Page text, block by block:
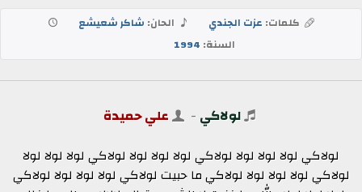
كلمات: عزت الجندي الحان: شاكر شعيشع
السنة: 1994
لولاكي - علي حميدة
لولاكي لولا لولا لولا لولاكي لولا لولا لولا لولاكي لولا لولا لولا
لولاكي لولا لولا لولا لولاكي ما حبيت لولاكي لولا لولا لولا لولاكي